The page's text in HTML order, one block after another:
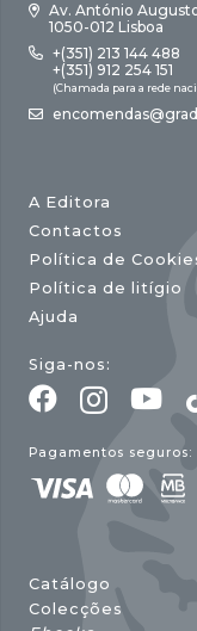
Av. António Augusto
1050-012 Lisboa
+(351) 213 144 488
+(351) 912 254 151
(Chamada para a rede
A Editora
Contactos
Política de
Política de litígio
Ajuda
Siga-nos:
Pagamentos seguros:
Catálogo
Colecções